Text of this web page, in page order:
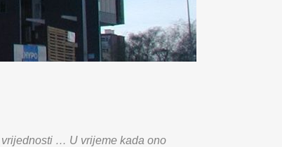
… U vrijeme kada ono